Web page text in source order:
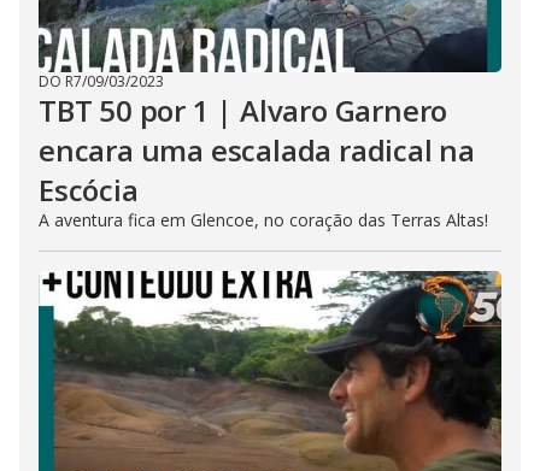
DO R7/09/03/2023
TBT 50 por 1 | Alvaro Garnero
encara uma escalada radical na
Escócia
A aventura fica em Glencoe, no coração das Terras Altas!